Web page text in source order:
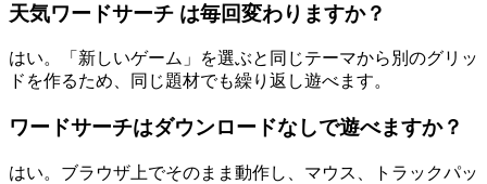
天気ワードサーチ は毎回変わりますか？
はい。「新しいゲーム」を選ぶと同じテーマから別のグリッ
ドを作るため、同じ題材でも繰り返し遊べます。
ワードサーチはダウンロードなしで遊べますか？
はい。ブラウザ上でそのまま動作し、マウス、トラックパッ